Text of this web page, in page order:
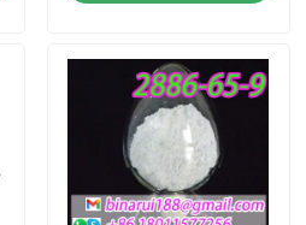
Un sólido limpio en